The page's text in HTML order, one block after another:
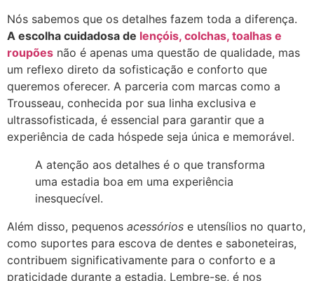
Nós sabemos que os detalhes fazem toda a diferença.
A escolha cuidadosa de lençóis, colchas, toalhas e
roupões não é apenas uma questão de qualidade, mas
um reflexo direto da sofisticação e conforto que
queremos oferecer. A parceria com marcas como a
Trousseau, conhecida por sua linha exclusiva e
ultrassofisticada, é essencial para garantir que a
experiência de cada hóspede seja única e memorável.
A atenção aos detalhes é o que transforma
uma estadia boa em uma experiência
inesquecível.
Além disso, pequenos acessórios e utensílios no quarto,
como suportes para escova de dentes e saboneteiras,
contribuem significativamente para o conforto e a
praticidade durante a estadia. Lembre-se, é nos